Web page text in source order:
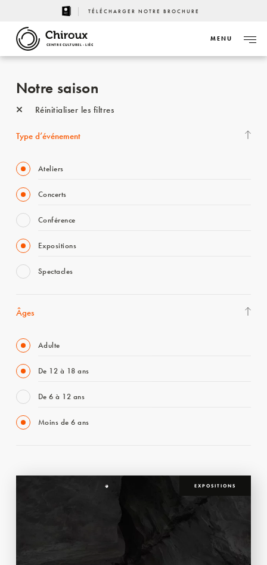
TÉLÉCHARGER NOTRE BROCHURE
CENTRE CULTUREL - LIÈGE
MENU
Notre saison
Réinitialiser les filtres
Type d’événement
Ateliers
Concerts
Conférence
Expositions
Spectacles
Âges
Adulte
De 12 à 18 ans
De 6 à 12 ans
Moins de 6 ans
EXPOSITIONS